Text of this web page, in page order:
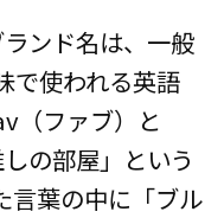
ランド名は、一般
で使われる英語
（ファブ）と
の部屋」という
言葉の中に「ブル